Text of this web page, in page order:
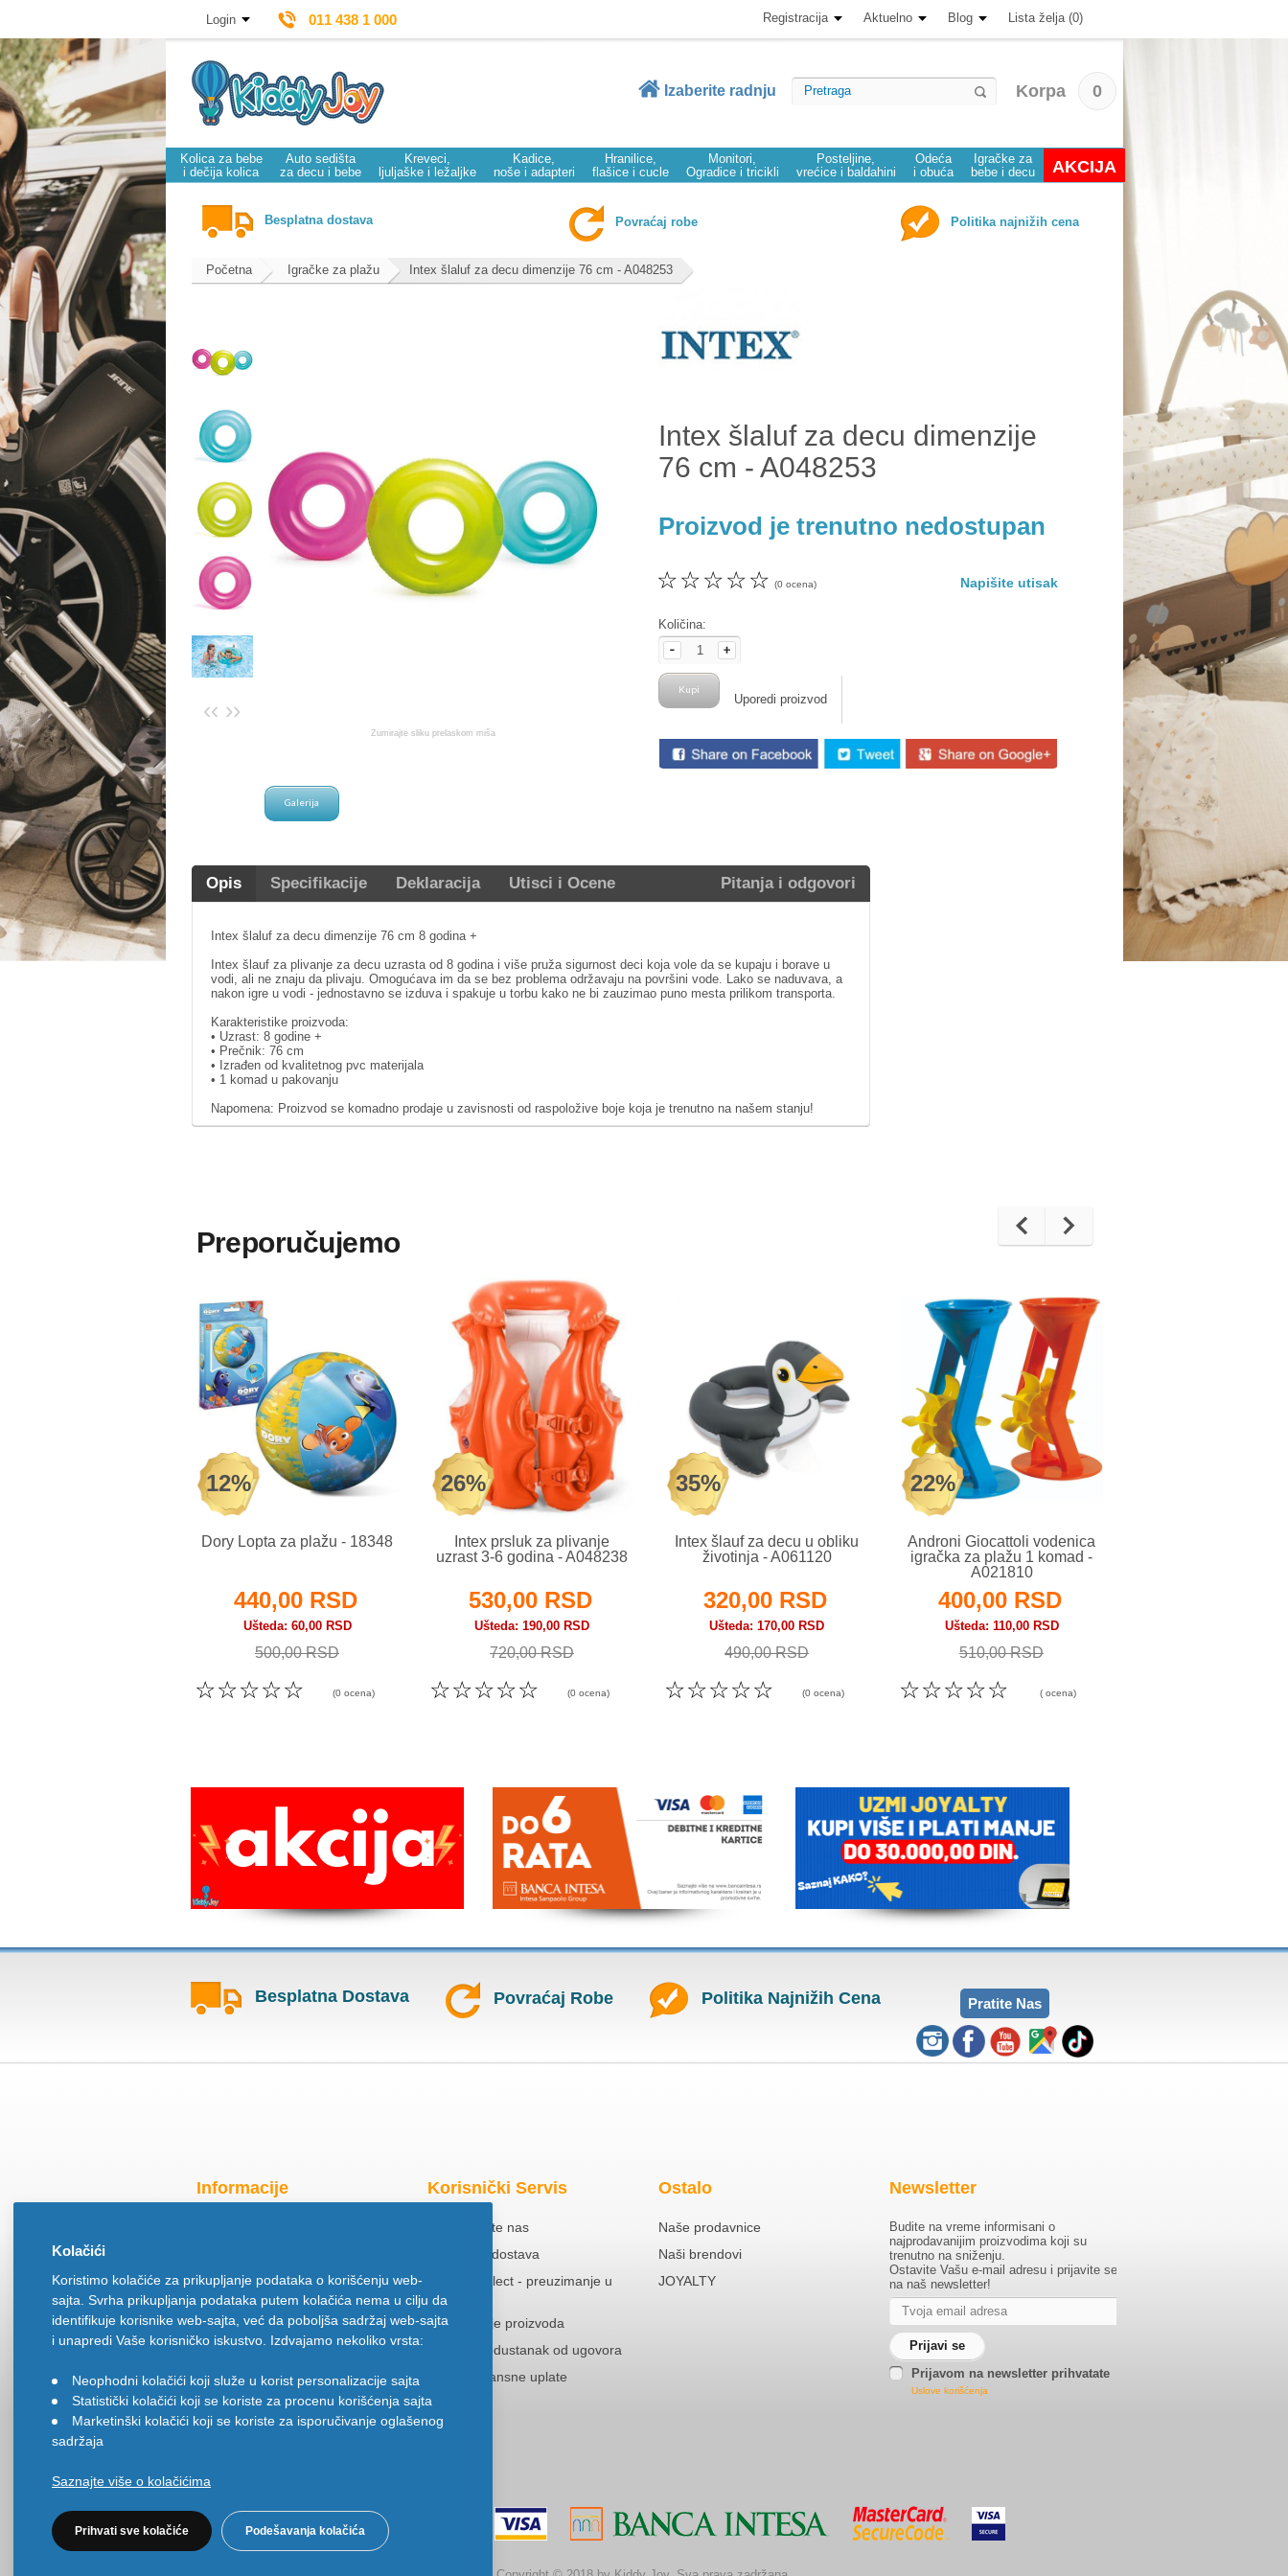
Login 011 438 1 000 Registracija Aktuelno Blog Lista želja (0)
Izaberite radnju Korpa 0
Kolica za bebe
i dečija kolica
Auto sedišta
za decu i bebe
Kreveci,
ljuljaške i ležaljke
Kadice,
noše i adapteri
Hranilice,
flašice i cucle
Monitori,
Ogradice i tricikli
Posteljine,
vrećice i baldahini
Odeća
i obuća
Igračke za
bebe i decu
AKCIJA
Besplatna dostava Povraćaj robe Politika najnižih cena
Početna Igračke za plažu Intex šlaluf za decu dimenzije 76 cm - A048253
‹‹ ››
Intex šlaluf za decu dimenzije
76 cm - A048253
Proizvod je trenutno nedostupan
☆
☆
☆
☆
☆ (0 ocena) Napišite utisak
Količina:
Uporedi proizvod
Opis Specifikacije Deklaracija Utisci i Ocene Pitanja i odgovori
Intex šlaluf za decu dimenzije 76 cm 8 godina +
Intex šlauf za plivanje za decu uzrasta od 8 godina i više pruža sigurnost deci koja vole da se kupaju i borave u
vodi, ali ne znaju da plivaju. Omogućava im da se bez problema održavaju na površini vode. Lako se naduvava, a
nakon igre u vodi - jednostavno se izduva i spakuje u torbu kako ne bi zauzimao puno mesta prilikom transporta.
Karakteristike proizvoda:
• Uzrast: 8 godine +
• Prečnik: 76 cm
• Izrađen od kvalitetnog pvc materijala
• 1 komad u pakovanju
Napomena: Proizvod se komadno prodaje u zavisnosti od raspoložive boje koja je trenutno na našem stanju!
Preporučujemo
12%
Dory Lopta za plažu - 18348
440,00 RSD
Ušteda 60,00 RSD
500,00 RSD
☆
☆
☆
☆
☆ (0 ocena)
26%
Intex prsluk za plivanje
uzrast 3-6 godina - A048238
530,00 RSD
Ušteda 190,00 RSD
720,00 RSD
☆
☆
☆
☆
☆ (0 ocena)
35%
Intex šlauf za decu u obliku
životinja - A061120
320,00 RSD
Ušteda 170,00 RSD
490,00 RSD
☆
☆
☆
☆
☆ (0 ocena)
22%
Androni Giocattoli vodenica
igračka za plažu 1 komad -
A021810
400,00 RSD
Ušteda 110,00 RSD
510,00 RSD
☆
☆
☆
☆
☆ ( ocena)
Besplatna Dostava Povraćaj Robe Politika Najnižih Cena Pratite Nas
Informacije
Način isporuke
Načini plaćanja
Politika privatnosti
Uslovi korišćenja
Ugovor na daljinu
Korisnički Servis
Kontaktirajte nas
Besplatna dostava
Click & Collect - preuzimanje u
prodavnici
Reklamacije proizvoda
Pravo na odustanak od ugovora
Politika Avansne uplate
Ostalo
Naše prodavnice
Naši brendovi
JOYALTY
Newsletter
Budite na vreme informisani o
najprodavanijim proizvodima koji su
trenutno na sniženju.
Ostavite Vašu e-mail adresu i prijavite se
na naš newsletter!
Prijavom na newsletter prihvatate
Uslove korišćenja
Kolačići
Koristimo kolačiće za prikupljanje podataka o korišćenju web-
sajta. Svrha prikupljanja podataka putem kolačića nema u cilju da
identifikuje korisnike web-sajta, već da poboljša sadržaj web-sajta
i unapredi Vaše korisničko iskustvo. Izdvajamo nekoliko vrsta:
•
Neophodni kolačići koji služe u korist personalizacije sajta
•
Statistički kolačići koji se koriste za procenu korišćenja sajta
•
Marketinški kolačići koji se koriste za isporučivanje oglašenog
sadržaja
Saznajte više o kolačićima
Prihvati sve kolačiće Podešavanja kolačića